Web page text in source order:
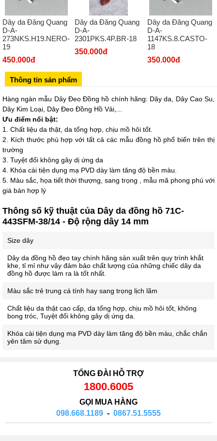
02432127660
Số 273 Nguyễn Văn Cừ - Long Biên - Hà Nội
02439392490
Sô 580 Ngã tư Trường Chinh - Hà Nội
Số 28 Chùa Thông - Sơn Tây - Hà Nội
02437939481
Số 53 Trần Đăng Ninh - Cầu Giấy - Hà Nội
034 629 9090
Showroom 86: BH9A-SP.9A-63 Vinhomes Ocean Park 1, Dương
Dây da Đăng Quang
D-A-
273NKS.H19.NERO-
19
450.000đ
Dây da Đăng Quang
D-A-
2301PKS.4P.BR-18
350.000đ
Dây da Đăng Quang
D-A-
1147KS.8.CASTO-
18
350.000đ
Thông tin sản phẩm
Hàng ngàn mẫu Dây Đeo Đồng hồ chính hãng: Dây da, Dây Cao Su,
Dây Kim Loại, Dây Đeo Đồng Hồ Vải,...
Ưu điểm nổi bật:
1. Chất liệu da thật, da tổng hợp, chịu mồ hôi tốt.
2. Kích thước phù hợp với tất cả các mẫu đồng hồ phổ biến trên thị
trường
3. Tuyệt đối không gây dị ứng da
4. Khóa cài tiện dụng mạ PVD dày làm tăng độ bền màu.
5. Màu sắc, họa tiết thời thượng, sang trọng , mẫu mã phong phú với
giá bán hợp lý
Thông số kỹ thuật của Dây da đồng hồ 71C-
443SFM-38/14 - Độ rộng dây 14 mm
Size dây
Dây da đồng hồ đẹo tay chính hãng sản xuất trên quy trình khắt
khe, tỉ mỉ như vậy đảm bảo chất lượng của những chiếc dây da
đồng hồ được làm ra là tốt nhất.
Màu sắc trẻ trung cá tính hay sang trọng lịch lãm
Chất liệu da thật cao cấp, da tổng hợp, chịu mồ hôi tốt, không
bong tróc, Tuyệt đối không gây dị ứng da.
Khóa cài tiện dụng mạ PVD dày làm tăng độ bền màu, chắc chắn
yên tâm sử dụng.
TỔNG ĐÀI HỖ TRỢ
1800.6005
GỌI MUA HÀNG
098.668.1189 - 0867.51.5555